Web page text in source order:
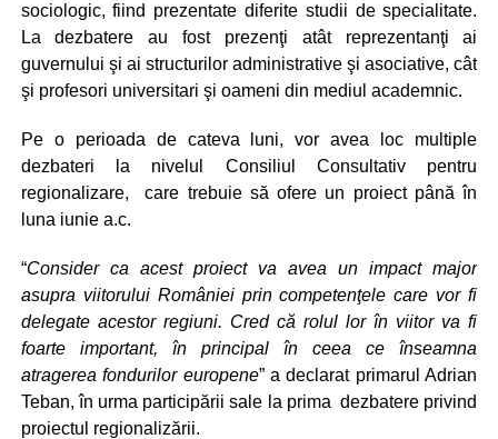
sociologic, fiind prezentate diferite studii de specialitate.
La dezbatere au fost prezenţi atât reprezentanţi ai
guvernului şi ai structurilor administrative şi asociative, cât
şi profesori universitari şi oameni din mediul academnic.
Pe o perioada de cateva luni, vor avea loc multiple
dezbateri la nivelul Consiliul Consultativ pentru
regionalizare, care trebuie să ofere un proiect până în
luna iunie a.c.
“Consider ca acest proiect va avea un impact major
asupra viitorului României prin competenţele care vor fi
delegate acestor regiuni. Cred că rolul lor în viitor va fi
foarte important, în principal în ceea ce înseamna
atragerea fondurilor europene” a declarat primarul Adrian
Teban, în urma participării sale la prima dezbatere privind
proiectul regionalizării.